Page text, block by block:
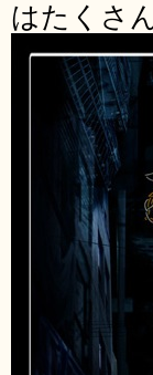
はたくさ